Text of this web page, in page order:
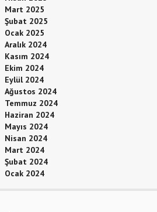
Mart 2025
Şubat 2025
Ocak 2025
Aralık 2024
Kasım 2024
Ekim 2024
Eylül 2024
Ağustos 2024
Temmuz 2024
Haziran 2024
Mayıs 2024
Nisan 2024
Mart 2024
Şubat 2024
Ocak 2024